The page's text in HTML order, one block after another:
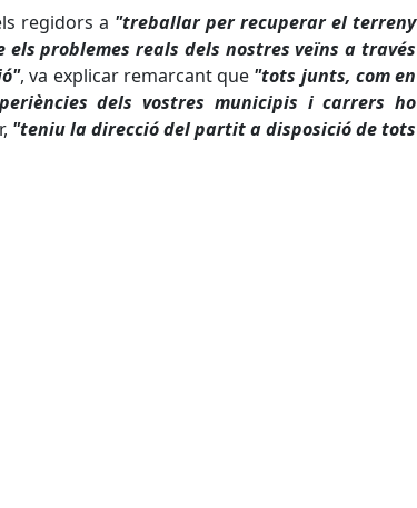
regidors a "treballar per recuperar el terreny
problemes reals dels nostres veïns a través
, va explicar remarcant que "tots junts, com en
dels vostres municipis i carrers ho
"teniu la direcció del partit a disposició de tots